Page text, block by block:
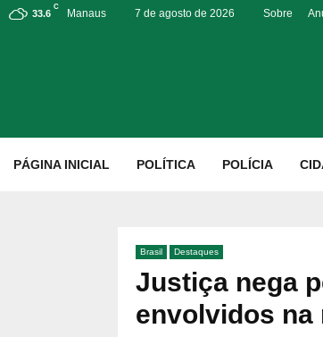
33.6
C
Manaus 7 de agosto de 2026 Sobre
PÁGINA INICIAL POLÍTICA POLÍCIA
Brasil Destaques
Justiça nega
envolvidos na